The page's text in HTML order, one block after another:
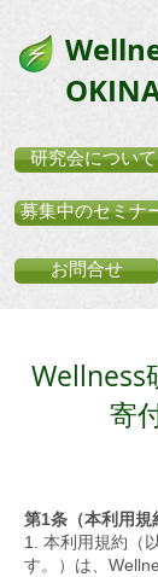
研究会について
募集中のセミナ
お問合せ
Wellness
寄
第1条（本利用規
1. 本利用規約（
す。）は、